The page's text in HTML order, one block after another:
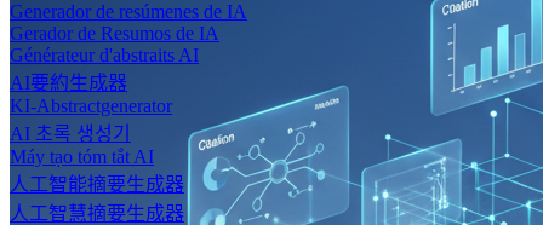
Generador de resúmenes de IA
Gerador de Resumos de IA
Générateur d'abstraits AI
AI要約生成器
KI-Abstractgenerator
AI 초록 생성기
Máy tạo tóm tắt AI
人工智能摘要生成器
人工智慧摘要生成器